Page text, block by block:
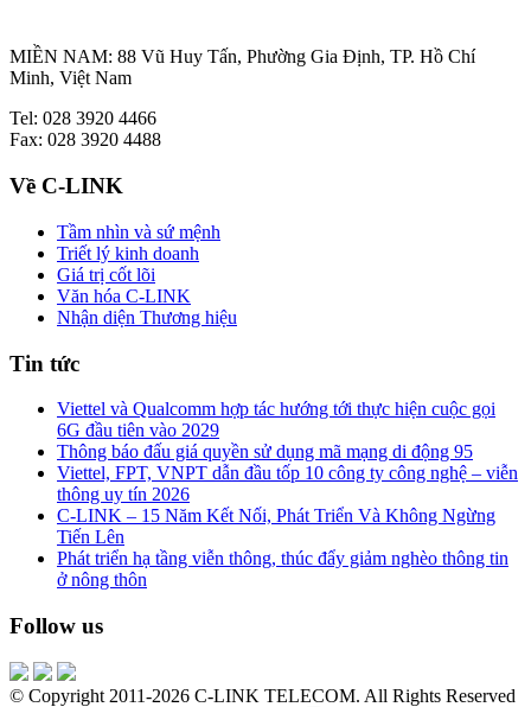
MIỀN NAM: 88 Vũ Huy Tấn, Phường Gia Định, TP. Hồ Chí
Minh, Việt Nam
Tel: 028 3920 4466
Fax: 028 3920 4488
Về C-LINK
Tầm nhìn và sứ mệnh
Triết lý kinh doanh
Giá trị cốt lõi
Văn hóa C-LINK
Nhận diện Thương hiệu
Tin tức
Viettel và Qualcomm hợp tác hướng tới thực hiện cuộc gọi
6G đầu tiên vào 2029
Thông báo đấu giá quyền sử dụng mã mạng di động 95
Viettel, FPT, VNPT dẫn đầu tốp 10 công ty công nghệ – viễn
thông uy tín 2026
C-LINK – 15 Năm Kết Nối, Phát Triển Và Không Ngừng
Tiến Lên
Phát triển hạ tầng viễn thông, thúc đẩy giảm nghèo thông tin
ở nông thôn
Follow us
© Copyright 2011-2026 C-LINK TELECOM. All Rights Reserved